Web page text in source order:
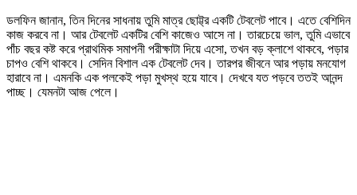
ডলফিন জানান, তিন দিনের সাধনায় তুমি মাত্র ছোট্ট্র একটি টেবলেট পাবে। এতে বেশিদিন
কাজ করবে না। আর টেবলেট একটির বেশি কাজেও আসে না। তারচেয়ে ভাল, তুমি এভাবে
পাঁচ বছর কষ্ট করে প্রাথমিক সমাপনী পরীক্ষাটা দিয়ে এসো, তখন বড় ক্লাশে থাকবে, পড়ার
চাপও বেশি থাকবে। সেদিন বিশাল এক টেবলেট দেব। তারপর জীবনে আর পড়ায় মনযোগ
হারাবে না। এমনকি এক পলকেই পড়া মুখস্থ হয়ে যাবে। দেখবে যত পড়বে ততই আনন্দ
পাচ্ছ। যেমনটা আজ পেলে।